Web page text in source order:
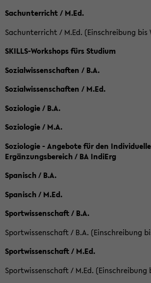
Sachunterricht / M.Ed.
Sachunterricht / M.Ed. (Einschreibung bis
SKILLS-Workshops fürs Studium
Sozialwissenschaften / B.A.
Sozialwissenschaften / M.Ed.
Soziologie / B.A.
Soziologie / M.A.
Soziologie - Angebote für den
Ergänzungsbereich / BA IndiErg
Spanisch / B.A.
Spanisch / M.Ed.
Sportwissenschaft / B.A.
Sportwissenschaft / B.A. (Einschreibung
Sportwissenschaft / M.Ed.
Sportwissenschaft / M.Ed. (Einschreibung